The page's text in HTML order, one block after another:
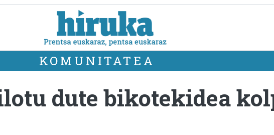
KOMUNITATEA
dute bikotekidea